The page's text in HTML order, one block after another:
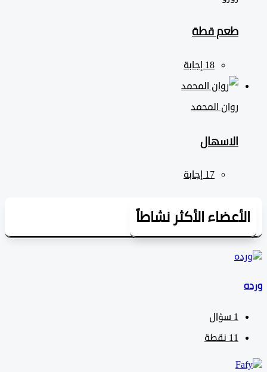
طعم قطة
روان المحمد
الاسهال
الأكثر نشاطاً
سؤال
نقطة